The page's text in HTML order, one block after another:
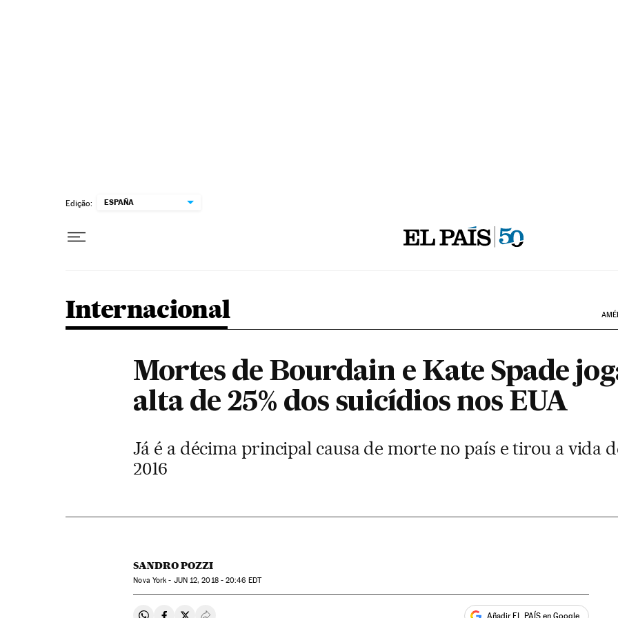
Edição: ESPAÑA
Internacional
Mortes de Bourdain e Kate Spade
alta de 25% dos suicídios nos EUA
Já é a décima principal causa de morte no país e tirou a vida
2016
SANDRO POZZI
Nova York - JUN12, 2018 - 20:46 EDT
Añadir EL PAÍS en Google